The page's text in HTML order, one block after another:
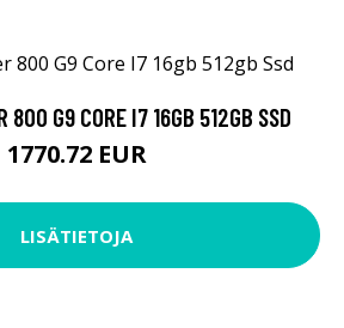
800 G9 CORE I7 16GB 512GB SSD
1770.72 EUR
LISÄTIETOJA